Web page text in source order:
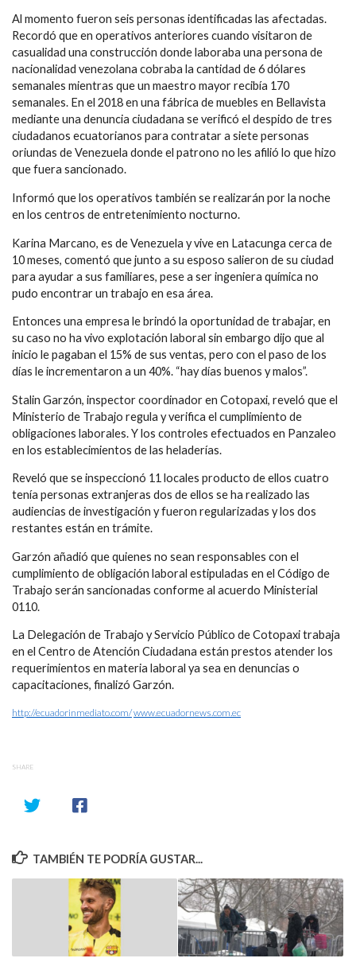
Al momento fueron seis personas identificadas las afectadas.
Recordó que en operativos anteriores cuando visitaron de
casualidad una construcción donde laboraba una persona de
nacionalidad venezolana cobraba la cantidad de 6 dólares
semanales mientras que un maestro mayor recibía 170
semanales. En el 2018 en una fábrica de muebles en Bellavista
mediante una denuncia ciudadana se verificó el despido de tres
ciudadanos ecuatorianos para contratar a siete personas
oriundas de Venezuela donde el patrono no les afilió lo que hizo
que fuera sancionado.
Informó que los operativos también se realizarán por la noche
en los centros de entretenimiento nocturno.
Karina Marcano, es de Venezuela y vive en Latacunga cerca de
10 meses, comentó que junto a su esposo salieron de su ciudad
para ayudar a sus familiares, pese a ser ingeniera química no
pudo encontrar un trabajo en esa área.
Entonces una empresa le brindó la oportunidad de trabajar, en
su caso no ha vivo explotación laboral sin embargo dijo que al
inicio le pagaban el 15% de sus ventas, pero con el paso de los
días le incrementaron a un 40%. “hay días buenos y malos”.
Stalin Garzón, inspector coordinador en Cotopaxi, reveló que el
Ministerio de Trabajo regula y verifica el cumplimiento de
obligaciones laborales. Y los controles efectuados en Panzaleo
en los establecimientos de las heladerías.
Reveló que se inspeccionó 11 locales producto de ellos cuatro
tenía personas extranjeras dos de ellos se ha realizado las
audiencias de investigación y fueron regularizadas y los dos
restantes están en trámite.
Garzón añadió que quienes no sean responsables con el
cumplimiento de obligación laboral estipuladas en el Código de
Trabajo serán sancionadas conforme al acuerdo Ministerial
0110.
La Delegación de Trabajo y Servicio Público de Cotopaxi trabaja
en el Centro de Atención Ciudadana están prestos atender los
requerimientos en materia laboral ya sea en denuncias o
capacitaciones, finalizó Garzón.
http://ecuadorinmediato.com/www.ecuadornews.com.ec
SHARE
TAMBIÉN TE PODRÍA GUSTAR...